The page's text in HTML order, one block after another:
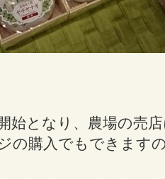
始となり、農場の売
の購入でもできます